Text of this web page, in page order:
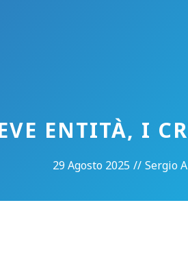
ENTITÀ, I
29 Agosto 2025 // Sergio